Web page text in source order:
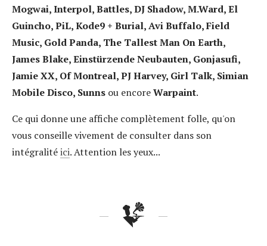
Mogwai, Interpol, Battles, DJ Shadow, M.Ward, El
Guincho, PiL, Kode9 + Burial, Avi Buffalo, Field
Music, Gold Panda, The Tallest Man On Earth,
James Blake, Einstürzende Neubauten, Gonjasufi,
Jamie XX, Of Montreal, PJ Harvey, Girl Talk, Simian
Mobile Disco, Sunns ou encoreWarpaint.
Ce qui donne une affiche complètement folle, qu'on
vous conseille vivement de consulter dans son
intégralitéici. Attention les yeux...